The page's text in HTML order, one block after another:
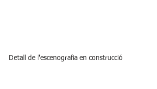
Detall de l'escenografia en construcció